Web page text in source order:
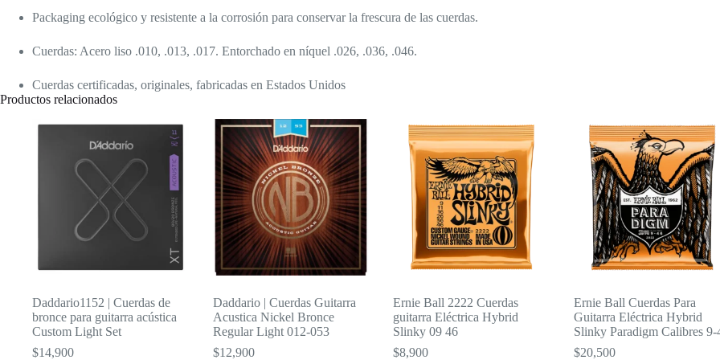
Packaging ecológico y resistente a la corrosión para conservar la frescura de las cuerdas.
Cuerdas: Acero liso .010, .013, .017. Entorchado en níquel .026, .036, .046.
Cuerdas certificadas, originales, fabricadas en Estados Unidos
Productos relacionados
Daddario1152 | Cuerdas de
bronce para guitarra acústica
Custom Light Set
$14,900
Daddario | Cuerdas Guitarra
Acustica Nickel Bronce
Regular Light 012-053
$12,900
Ernie Ball 2222 Cuerdas
guitarra Eléctrica Hybrid
Slinky 09 46
$8,900
Ernie Ball Cuerdas Para
Guitarra Eléctrica Hybrid
Slinky Paradigm Calibres 9-
$20,500